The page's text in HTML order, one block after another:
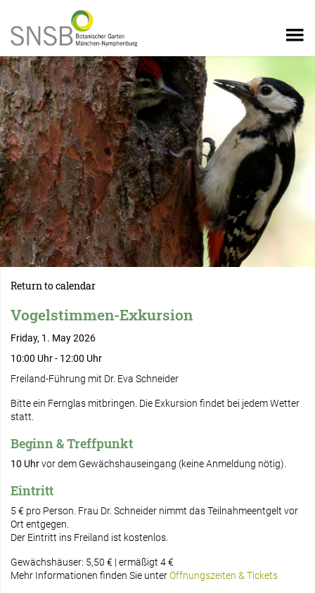
Return to calendar
Vogelstimmen-Exkursion
Friday, 1. May 2026
10:00 Uhr - 12:00 Uhr
Freiland-Führung mit Dr. Eva Schneider
Bitte ein Fernglas mitbringen. Die Exkursion findet bei jedem Wetter
statt.
Beginn & Treffpunkt
10 Uhrvor dem Gewächshauseingang (keine Anmeldung nötig).
Eintritt
5 € pro Person. Frau Dr. Schneider nimmt das Teilnahmeentgelt vor
Ort entgegen.
Der Eintritt ins Freiland ist kostenlos.
Gewächshäuser: 5,50 € | ermäßigt 4 €
Mehr Informationen finden Sie unterÖffnungszeiten & Tickets